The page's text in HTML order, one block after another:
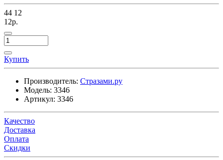
44 12
12р.
Купить
Производитель: Стразами.ру
Модель: 3346
Артикул: 3346
Качество
Доставка
Оплата
Скидки